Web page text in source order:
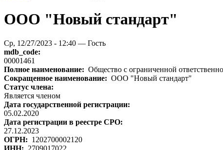
ООО "Новый стандарт"
Ср, 12/27/2023 - 12:40 — Гость
mdb_code:
00001461
Полное наименование: Общество с ограниченной
Сокращенное наименование: ООО "Новый стандарт"
Статус члена:
Является членом
Дата государственной регистрации:
05.02.2020
Дата регистрации в реестре СРО:
27.12.2023
ОГРН: 1202700002120
ИНН: 2709017022